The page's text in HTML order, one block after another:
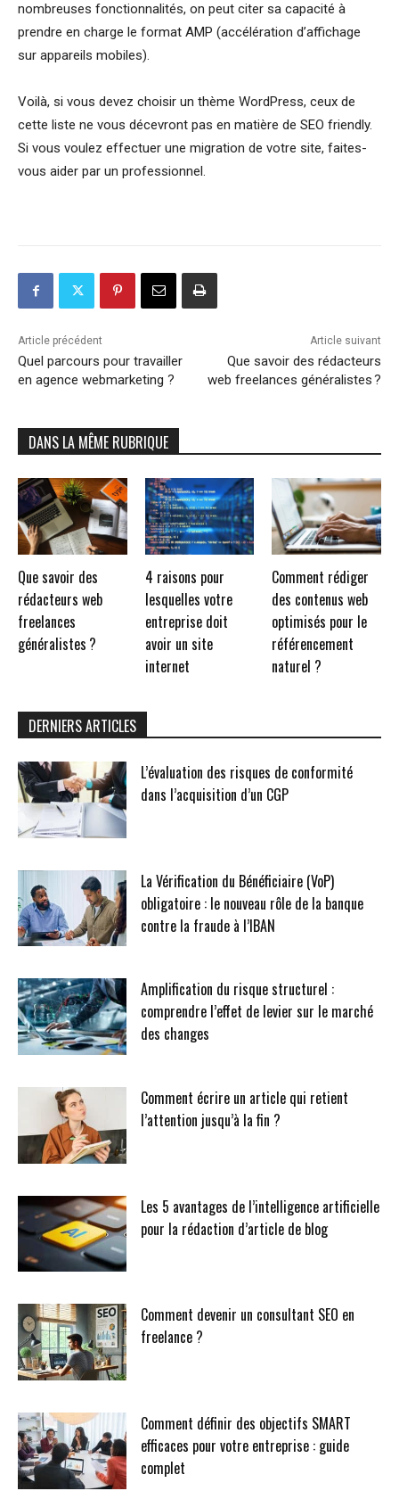
nombreuses fonctionnalités, on peut citer sa capacité à
prendre en charge le format AMP (accélération d’affichage
sur appareils mobiles).
Voilà, si vous devez choisir un thème WordPress, ceux de
cette liste ne vous décevront pas en matière de SEO friendly.
Si vous voulez effectuer une migration de votre site, faites-
vous aider par un professionnel.
Article précédent
Quel parcours pour travailler
en agence webmarketing ?
Article suivant
Que savoir des rédacteurs
web freelances généralistes ?
DANS LA MÊME RUBRIQUE
Que savoir des
rédacteurs web
freelances
généralistes ?
4 raisons pour
lesquelles votre
entreprise doit
avoir un site
internet
Comment rédiger
des contenus web
optimisés pour le
référencement
naturel ?
DERNIERS ARTICLES
L’évaluation des risques de conformité
dans l’acquisition d’un CGP
La Vérification du Bénéficiaire (VoP)
obligatoire : le nouveau rôle de la banque
contre la fraude à l’IBAN
Amplification du risque structurel :
comprendre l’effet de levier sur le marché
des changes
Comment écrire un article qui retient
l’attention jusqu’à la fin ?
Les 5 avantages de l’intelligence artificielle
pour la rédaction d’article de blog
Comment devenir un consultant SEO en
freelance ?
Comment définir des objectifs SMART
efficaces pour votre entreprise : guide
complet